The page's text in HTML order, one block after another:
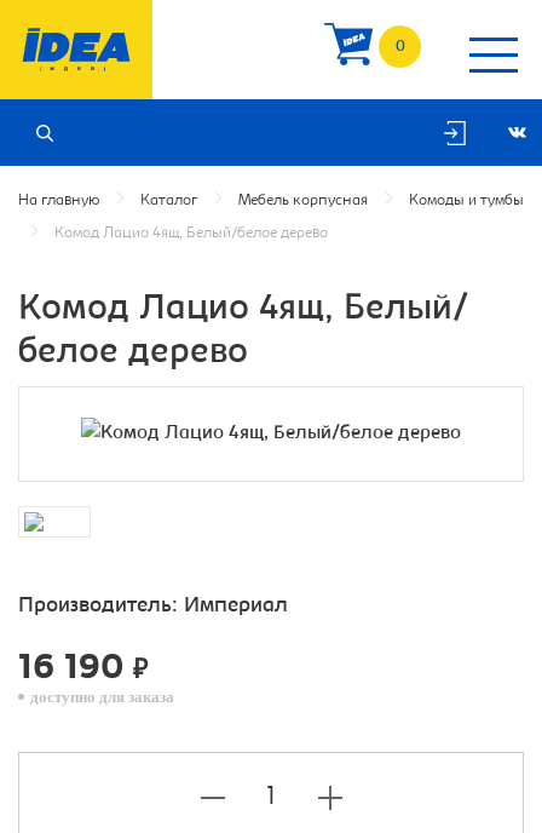
0
На главную Каталог Мебель корпусная Комоды и тумбы
Комод Лацио 4ящ, Белый/белое дерево
Комод Лацио 4ящ, Белый/
белое дерево
Производитель: Империал
16 190 ₽
доступно для заказа